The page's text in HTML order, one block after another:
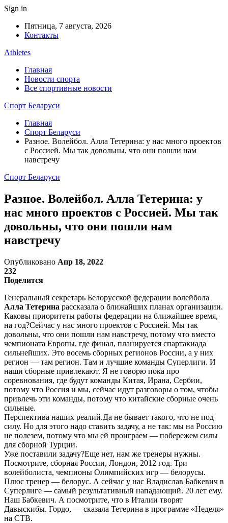
Sign in
Пятница, 7 августа, 2026
Контакты
Athletes
Главная
Новости спорта
Все спортивные новости
Спорт Беларуси
Главная
Спорт Беларуси
Разное. Волейбол. Алла Тетерина: у нас много проектов
с Россией. Мы так довольны, что они пошли нам
навстречу
Спорт Беларуси
Разное. Волейбол. Алла Тетерина: у
нас много проектов с Россией. Мы так
довольны, что они пошли нам
навстречу
Опубликовано Апр 18, 2022
232
Поделится
Генеральный секретарь Белорусской федерации волейбола
Алла Тетерина рассказала о ближайших планах организации.
Каковы приоритеты работы федерации на ближайшее время,
на год?Сейчас у нас много проектов с Россией. Мы так
довольны, что они пошли нам навстречу, потому что вместо
чемпионата Европы, где финал, планируется спартакиада
сильнейших. Это восемь сборных регионов России, а у них
регион — там регион. Там и лучшие команды Суперлиги. И
наши сборные привлекают. Я не говорю пока про
соревнования, где будут команды Китая, Ирана, Сербии,
потому что Россия и мы, сейчас идут разговоры о том, чтобы
привлечь эти команды, потому что китайские сборные очень
сильные.
Перспектива наших реалий.Да не бывает такого, что не под
силу. Но для этого надо ставить задачу, а не так: мы на Россию
не полезем, потому что мы ей проиграем — побережем силы
для сборной Турции.
Уже поставили задачу?Еще нет, нам же тренеры нужны.
Посмотрите, сборная России, Лондон, 2012 год. Три
волейболиста, чемпионы Олимпийских игр — белорусы.
Плюс тренер — белорус. А сейчас у нас Владислав Бабкевич в
Суперлиге — самый результативный нападающий. 20 лет ему.
Наш Бабкевич. А посмотрите, что в Италии творят
Давыскибы. Гордо, — сказала Тетерина в программе «Неделя»
на СТВ.